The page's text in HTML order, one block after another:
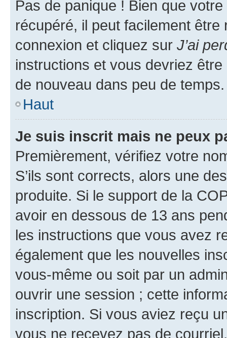
Pas de panique ! Bien que
récupéré, il peut facilement
connexion et cliquez sur J’ai
instructions et vous devriez
de nouveau dans peu de temps.
Haut
Je suis inscrit mais ne peux
Premièrement, vérifiez votre
S’ils sont corrects, alors une
produite. Si le support de la
avoir en dessous de 13 ans
les instructions que vous avez
également que les nouvelles
vous-même ou soit par un
ouvrir une session ; cette
inscription. Si vous aviez reçu
vous ne recevez pas de